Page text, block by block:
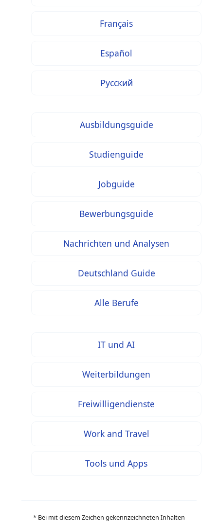
Français
Español
Русский
Ausbildungsguide
Studienguide
Jobguide
Bewerbungsguide
Nachrichten und Analysen
Deutschland Guide
Alle Berufe
IT und AI
Weiterbildungen
Freiwilligendienste
Work and Travel
Tools und Apps
* Bei mit diesem Zeichen gekennzeichneten Inhalten